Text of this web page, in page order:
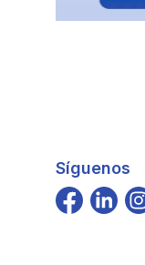
Síguenos